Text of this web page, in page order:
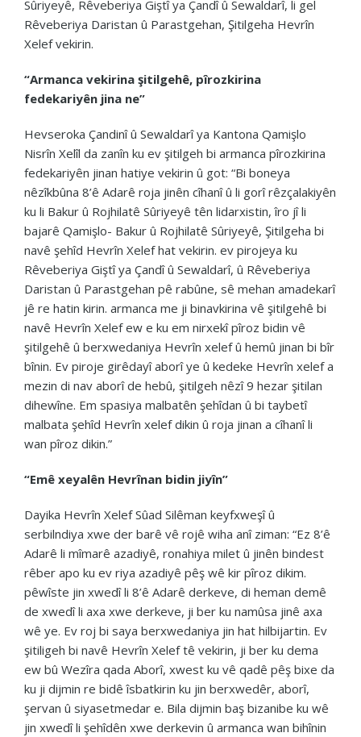
Sûriyeyê, Rêveberiya Giştî ya Çandî û Sewaldarî, li gel
Rêveberiya Daristan û Parastgehan, Şitilgeha Hevrîn
Xelef vekirin.
“Armanca vekirina şitilgehê, pîrozkirina
fedekariyên jina ne”
Hevseroka Çandinî û Sewaldarî ya Kantona Qamişlo
Nisrîn Xelîl da zanîn ku ev şitilgeh bi armanca pîrozkirina
fedekariyên jinan hatiye vekirin û got: “Bi boneya
nêzîkbûna 8’ê Adarê roja jinên cîhanî û li gorî rêzçalakiyên
ku li Bakur û Rojhilatê Sûriyeyê tên lidarxistin, îro jî li
bajarê Qamişlo- Bakur û Rojhilatê Sûriyeyê, Şitilgeha bi
navê şehîd Hevrîn Xelef hat vekirin. ev pirojeya ku
Rêveberiya Giştî ya Çandî û Sewaldarî, û Rêveberiya
Daristan û Parastgehan pê rabûne, sê mehan amadekarî
jê re hatin kirin. armanca me ji binavkirina vê şitilgehê bi
navê Hevrîn Xelef ew e ku em nirxekî pîroz bidin vê
şitilgehê û berxwedaniya Hevrîn xelef û hemû jinan bi bîr
bînin. Ev piroje girêdayî aborî ye û kedeke Hevrîn xelef a
mezin di nav aborî de hebû, şitilgeh nêzî 9 hezar şitilan
dihewîne. Em spasiya malbatên şehîdan û bi taybetî
malbata şehîd Hevrîn xelef dikin û roja jinan a cîhanî li
wan pîroz dikin.”
“Emê xeyalên Hevrînan bidin jiyîn”
Dayika Hevrîn Xelef Sûad Silêman keyfxweşî û
serbilndiya xwe der barê vê rojê wiha anî ziman: “Ez 8’ê
Adarê li mîmarê azadiyê, ronahiya milet û jinên bindest
rêber apo ku ev riya azadiyê pêş wê kir pîroz dikim.
pêwîste jin xwedî li 8’ê Adarê derkeve, di heman demê
de xwedî li axa xwe derkeve, ji ber ku namûsa jinê axa
wê ye. Ev roj bi saya berxwedaniya jin hat hilbijartin. Ev
şitiligeh bi navê Hevrîn Xelef tê vekirin, ji ber ku dema
ew bû Wezîra qada Aborî, xwest ku vê qadê pêş bixe da
ku ji dijmin re bidê îsbatkirin ku jin berxwedêr, aborî,
şervan û siyasetmedar e. Bila dijmin baş bizanibe ku wê
jin xwedî li şehîdên xwe derkevin û armanca wan bihînin